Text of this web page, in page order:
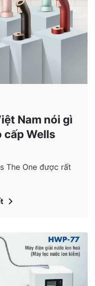
Nam nói gì
cấp Wells
The One được rất